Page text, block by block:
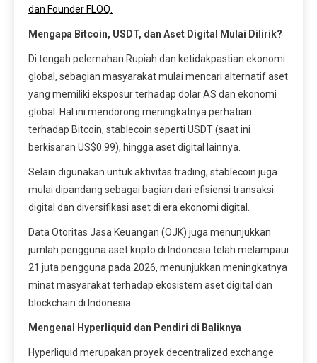
dan Founder FLOQ.
Mengapa Bitcoin, USDT, dan Aset Digital Mulai Dilirik?
Di tengah pelemahan Rupiah dan ketidakpastian ekonomi
global, sebagian masyarakat mulai mencari alternatif aset
yang memiliki eksposur terhadap dolar AS dan ekonomi
global. Hal ini mendorong meningkatnya perhatian
terhadap Bitcoin, stablecoin seperti USDT (saat ini
berkisaran US$0.99), hingga aset digital lainnya.
Selain digunakan untuk aktivitas trading, stablecoin juga
mulai dipandang sebagai bagian dari efisiensi transaksi
digital dan diversifikasi aset di era ekonomi digital.
Data Otoritas Jasa Keuangan (OJK) juga menunjukkan
jumlah pengguna aset kripto di Indonesia telah melampaui
21 juta pengguna pada 2026, menunjukkan meningkatnya
minat masyarakat terhadap ekosistem aset digital dan
blockchain di Indonesia.
Mengenal Hyperliquid dan Pendiri di Baliknya
Hyperliquid merupakan proyek decentralized exchange